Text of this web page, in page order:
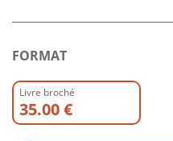
FORMAT
Livre broché
35.00 €